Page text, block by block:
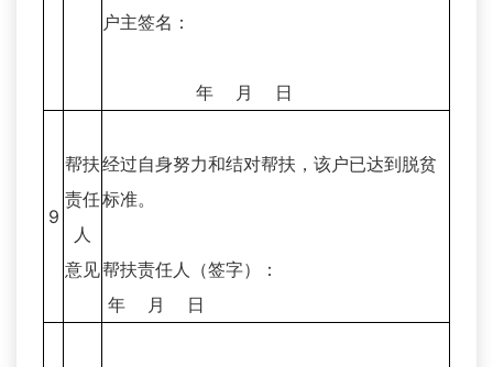
户主签名：
年 月 日
9
帮扶
责任
人
意见
经过自身努力和结对帮扶，该户已达到脱贫
标准。
帮扶责任人（签字）：
年 月 日